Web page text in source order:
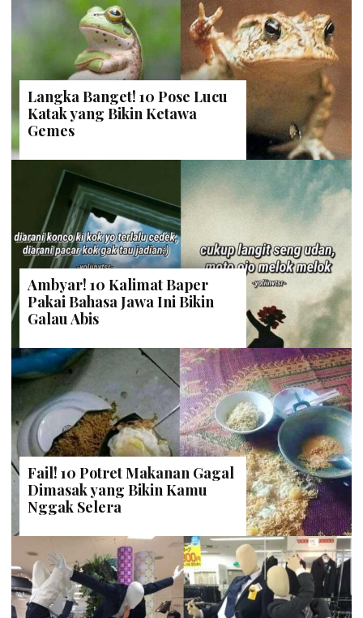
Langka Banget! 10 Pose Lucu
Katak yang Bikin Ketawa
Gemes
Ambyar! 10 Kalimat Baper
Pakai Bahasa Jawa Ini Bikin
Galau Abis
Fail! 10 Potret Makanan Gagal
Dimasak yang Bikin Kamu
Nggak Selera